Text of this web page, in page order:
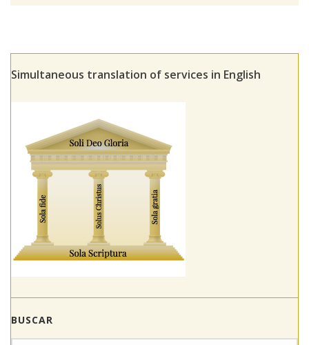
Simultaneous translation of services in English
BUSCAR